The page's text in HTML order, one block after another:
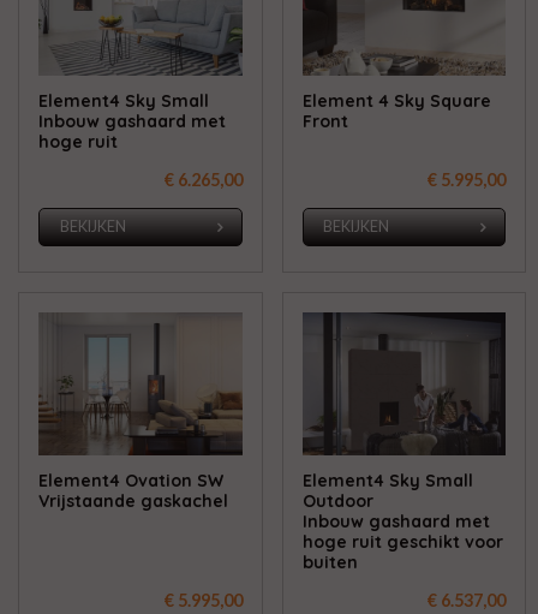
Element4 Sky Small
Inbouw gashaard met
hoge ruit
€ 6.265,00
BEKIJKEN
Element 4 Sky Square
Front
€ 5.995,00
BEKIJKEN
Element4 Ovation SW
Vrijstaande gaskachel
€ 5.995,00
Element4 Sky Small
Outdoor
Inbouw gashaard met
hoge ruit geschikt voor
buiten
€ 6.537,00